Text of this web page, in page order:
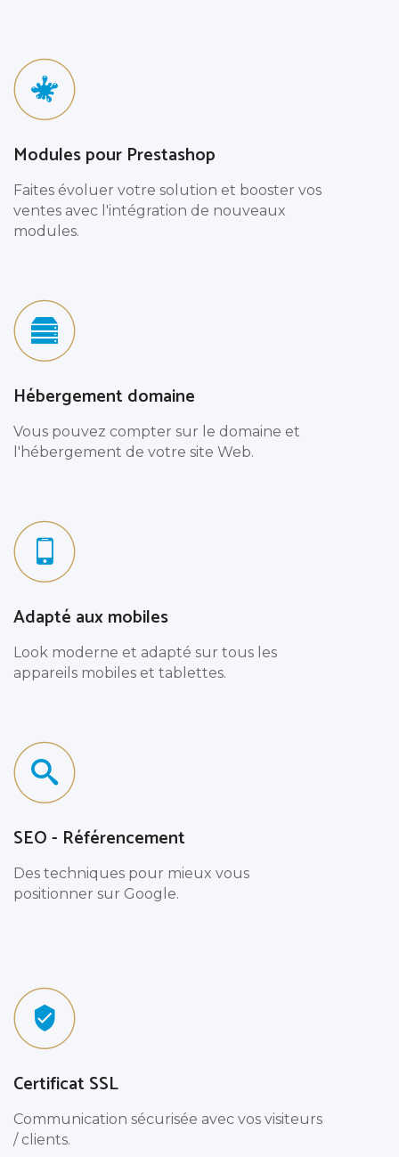
Modules pour Prestashop
Faites évoluer votre solution et booster vos
ventes avec l'intégration de nouveaux
modules.
Hébergement domaine
Vous pouvez compter sur le domaine et
l'hébergement de votre site Web.
Adapté aux mobiles
Look moderne et adapté sur tous les
appareils mobiles et tablettes.
SEO - Référencement
Des techniques pour mieux vous
positionner sur Google.
Certificat SSL
Communication sécurisée avec vos visiteurs
/ clients.